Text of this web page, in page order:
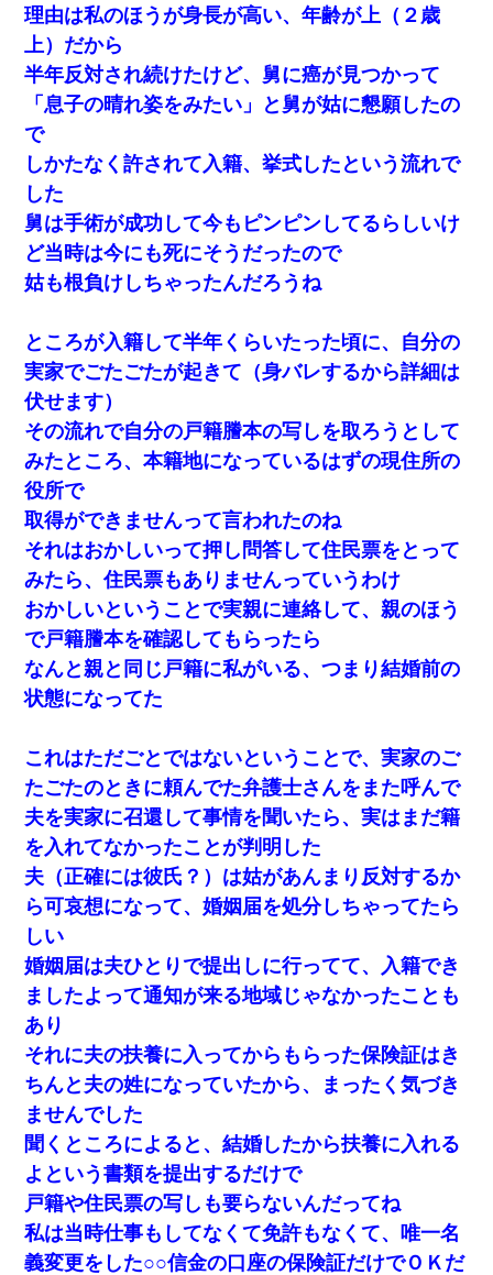
理由は私のほうが身長が高い、年齢が上（２歳
上）だから
半年反対され続けたけど、舅に癌が見つかって
「息子の晴れ姿をみたい」と舅が姑に懇願したの
で
しかたなく許されて入籍、挙式したという流れで
した
舅は手術が成功して今もピンピンしてるらしいけ
ど当時は今にも死にそうだったので
姑も根負けしちゃったんだろうね
ところが入籍して半年くらいたった頃に、自分の
実家でごたごたが起きて（身バレするから詳細は
伏せます）
その流れで自分の戸籍謄本の写しを取ろうとして
みたところ、本籍地になっているはずの現住所の
役所で
取得ができませんって言われたのね
それはおかしいって押し問答して住民票をとって
みたら、住民票もありませんっていうわけ
おかしいということで実親に連絡して、親のほう
で戸籍謄本を確認してもらったら
なんと親と同じ戸籍に私がいる、つまり結婚前の
状態になってた
これはただごとではないということで、実家のご
たごたのときに頼んでた弁護士さんをまた呼んで
夫を実家に召還して事情を聞いたら、実はまだ籍
を入れてなかったことが判明した
夫（正確には彼氏？）は姑があんまり反対するか
ら可哀想になって、婚姻届を処分しちゃってたら
しい
婚姻届は夫ひとりで提出しに行ってて、入籍でき
ましたよって通知が来る地域じゃなかったことも
あり
それに夫の扶養に入ってからもらった保険証はき
ちんと夫の姓になっていたから、まったく気づき
ませんでした
聞くところによると、結婚したから扶養に入れる
よという書類を提出するだけで
戸籍や住民票の写しも要らないんだってね
私は当時仕事もしてなくて免許もなくて、唯一名
義変更をした○○信金の口座の保険証だけでＯＫだ